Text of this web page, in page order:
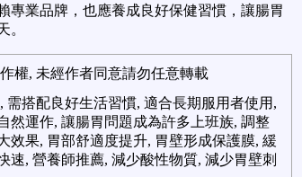
專業品牌，也應養成良好保健習慣，讓腸胃
。
權, 未經作者同意請勿任意轉載
搭配良好生活習慣, 適合長期服用者使用,
然運作, 讓腸胃問題成為許多上班族, 調整
效果, 胃部舒適度提升, 胃壁形成保護膜, 緩
速, 營養師推薦, 減少酸性物質, 減少胃壁刺